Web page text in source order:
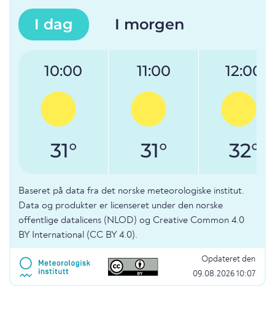
I dag I morgen
10:00
31°
11:00
31°
12:00
32°
Baseret på data fra det norske meteorologiske institut.
Data og produkter er licenseret under den norske
offentlige datalicens (NLOD) og Creative Common 4.0
BY International (CC BY 4.0).
Opdateret den
09.08.2026 10:07